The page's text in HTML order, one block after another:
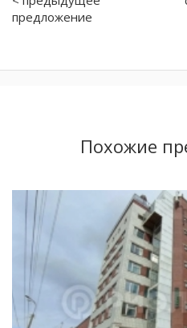
предложение
Похожие